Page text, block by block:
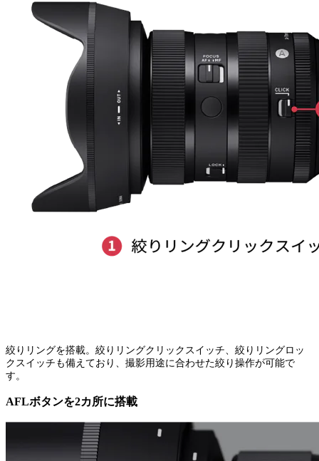
絞りリングを搭載。絞りリングクリックスイッチ、絞りリングロッ
クスイッチも備えており、撮影用途に合わせた絞り操作が可能で
す。
AFLボタンを2カ所に搭載